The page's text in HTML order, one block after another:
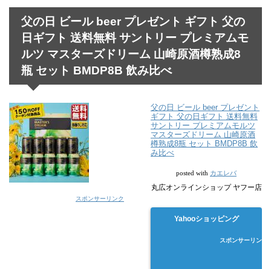
父の日 ビール beer プレゼント ギフト 父の
日ギフト 送料無料 サントリー プレミアムモ
ルツ マスターズドリーム 山崎原酒樽熟成8
瓶 セット BMDP8B 飲み比べ
スポンサーリンク
父の日 ビール beer プレゼント
ギフト 父の日ギフト 送料無料
サントリー プレミアムモルツ
マスターズドリーム 山崎原酒
樽熟成8瓶 セット BMDP8B 飲
み比べ
posted with カエレバ
丸広オンラインショップ ヤフー店
Yahooショッピング
スポンサーリンク